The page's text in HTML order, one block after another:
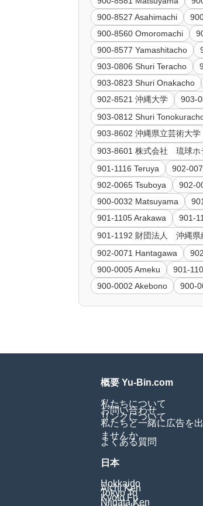
900-8527 Asahimachi
900-8560 Omoromachi
900-8577 Yamashitacho
903-0806 Shuri Teracho
903-0823 Shuri Onakacho
902-8521 沖縄大学
903-
903-0812 Shuri
903-8602 沖縄県立芸術大学
903-8601 株式会社 琉球ホ
901-1116 Teruya
902-
902-0065 Tsuboya
902-
900-0032 Matsuyama
901-1105 Arakawa
901-
901-1192 財団法人 沖縄県
902-0071 Hantagawa
900-0005 Ameku
901-
900-0002 Akebono
900-
概要 Yu-Bin.com
私たちについて
お問い合わせ
リンクについて
私たちと一緒に広告を
ませんか
よくある質問
日本
Hokkaido
Aichi Ken
Tokyo To
Kyoto Fu
Niigata Ken